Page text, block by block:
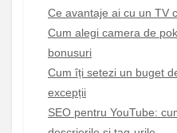
Ce avantaje ai cu un TV
Cum alegi camera de
bonusuri
Cum îți setezi un buget
excepții
SEO pentru YouTube: